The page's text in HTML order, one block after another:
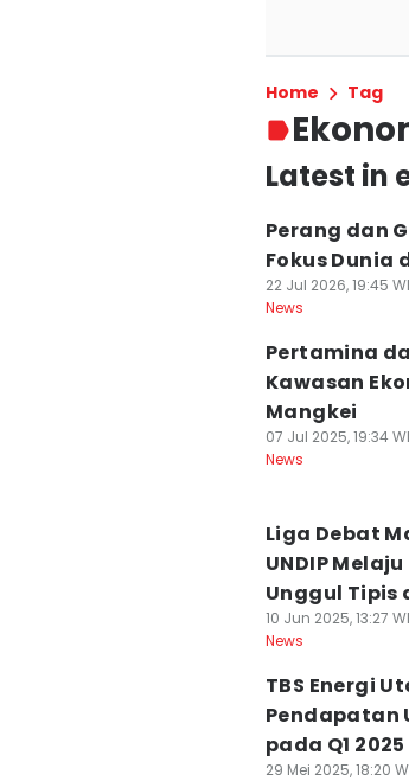
Home Tag
Latest in
Perang dan
Fokus Dunia
22 Jul 2026, 19:45
News
Pertamina
Kawasan
Mangkei
07 Jul 2025, 19:34
News
Liga Debat
UNDIP
Unggul Tipis
10 Jun 2025, 13:27
News
TBS Energi
Pendapatan
pada Q1 2025
29 Mei 2025, 18:20